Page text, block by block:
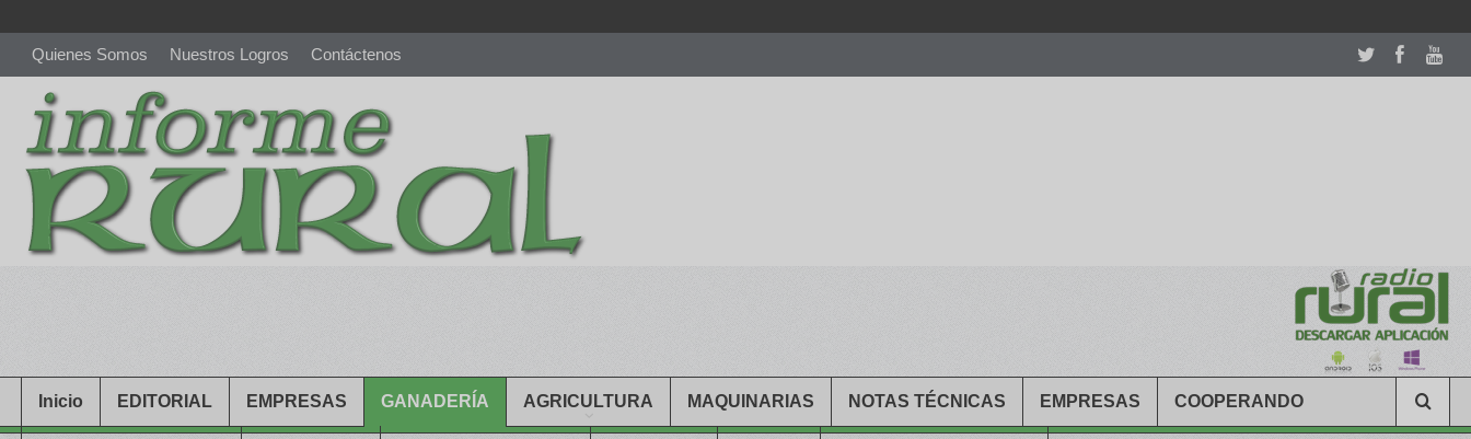
Quienes Somos Nuestros Logros Contáctenos
richardmillereplica is also available with delicate watches for women.patekphilippe.to
Inicio EDITORIAL EMPRESAS GANADERÍA AGRICULTURA MAQUINARIAS NOTAS TÉCNICAS EMPRESAS COOPERANDO